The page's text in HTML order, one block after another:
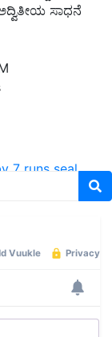
ಸಾಧನೆ
7 runs seal